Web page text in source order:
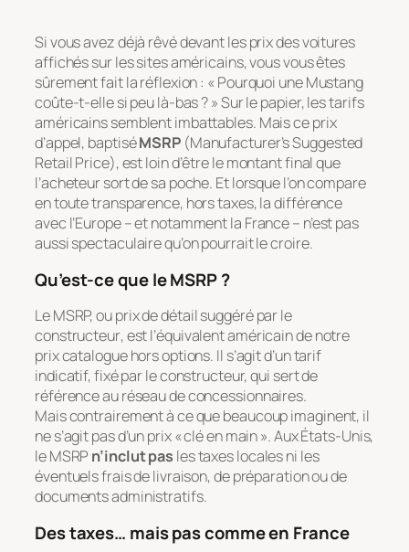
Si vous avez déjà rêvé devant les prix des voitures
affichés sur les sites américains, vous vous êtes
sûrement fait la réflexion : « Pourquoi une Mustang
coûte-t-elle si peu là-bas ? »Sur le papier, les tarifs
américains semblent imbattables. Mais ce prix
d’appel, baptiséMSRP(Manufacturer’s Suggested
Retail Price), est loin d’être le montant final que
l’acheteur sort de sa poche. Et lorsque l’on compare
en toute transparence, hors taxes, la différence
avec l’Europe – et notamment la France – n’est pas
aussi spectaculaire qu’on pourrait le croire.
Qu’est-ce que le MSRP ?
Le MSRP, ouprix de détail suggéré par le
constructeur, est l’équivalent américain de notre
prix catalogue hors options. Il s’agit d’un tarif
indicatif, fixé par le constructeur, qui sert de
référence au réseau de concessionnaires.
Mais contrairement à ce que beaucoup imaginent, il
ne s’agit pas d’un prix « clé en main ». Aux États-Unis,
le MSRP n’inclut pas les taxes locales ni les
éventuels frais de livraison, de préparation ou de
documents administratifs.
Des taxes… mais pas comme en France